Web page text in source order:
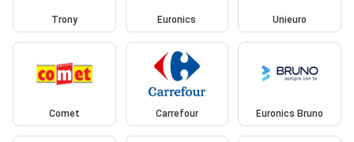
Trony Euronics Unieuro
Comet Carrefour Euronics Bruno